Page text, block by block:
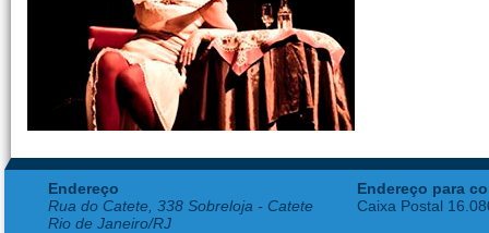
Endereço
Rua do Catete, 338 Sobreloja - Catete
Rio de Janeiro/RJ
Endereço para
Caixa Postal